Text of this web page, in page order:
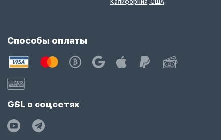
Калифорния, США
Способы оплаты
GSL в соцсетях